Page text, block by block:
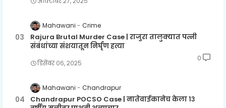
Mahawani Crime
Rajura Brutal Murder Case | राजुरा तालुक्यात पत्नी
संबंधांच्या संशयातून निर्घृण हत्या
डिसेंबर ०६, २०२५
0
Mahawani Chandrapur
Chandrapur POCSO Case | नातेवाईकानेच केला १३